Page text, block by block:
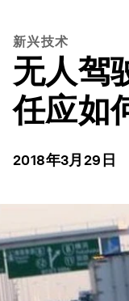
新兴技术
无人驾
任应如
2018年3月29日